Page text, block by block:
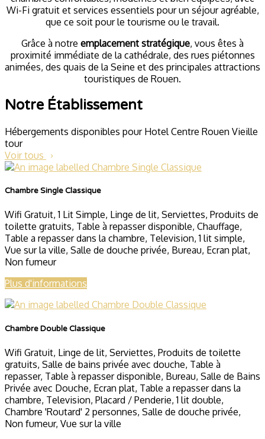
Wi-Fi gratuit et services essentiels pour un séjour agréable,
que ce soit pour le tourisme ou le travail.
Grâce à notre emplacement stratégique, vous êtes à
proximité immédiate de la cathédrale, des rues piétonnes
animées, des quais de la Seine et des principales attractions
touristiques de Rouen.
Notre Établissement
Hébergements disponibles pour Hotel Centre Rouen Vieille
tour
Voir tous
Chambre Single Classique
Wifi Gratuit,1 Lit Simple, Linge de lit, Serviettes, Produits de
toilette gratuits, Table à repasser disponible, Chauffage,
Table a repasser dans la chambre, Television,1 lit simple,
Vue sur la ville, Salle de douche privée, Bureau, Ecran plat,
Non fumeur
Plus d'informations
Chambre Double Classique
Wifi Gratuit, Linge de lit, Serviettes, Produits de toilette
gratuits, Salle de bains privée avec douche, Table à
repasser, Table à repasser disponible, Bureau, Salle de Bains
Privée avec Douche, Ecran plat, Table a repasser dans la
chambre, Television, Placard / Penderie,1 lit double,
Chambre 'Routard' 2 personnes, Salle de douche privée,
Non fumeur, Vue sur la ville